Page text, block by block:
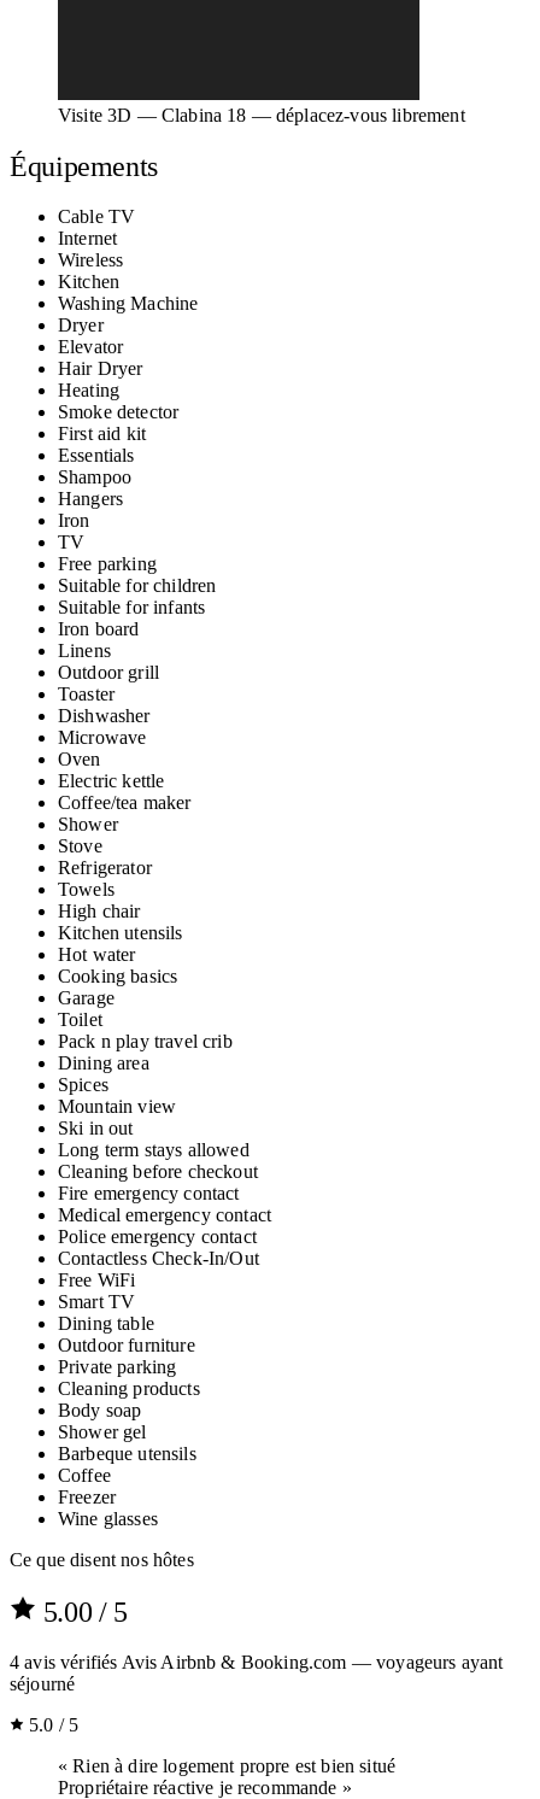
Visite 3D — Clabina 18 — déplacez-vous librement
Équipements
Cable TV
Internet
Wireless
Kitchen
Washing Machine
Dryer
Elevator
Hair Dryer
Heating
Smoke detector
First aid kit
Essentials
Shampoo
Hangers
Iron
TV
Free parking
Suitable for children
Suitable for infants
Iron board
Linens
Outdoor grill
Toaster
Dishwasher
Microwave
Oven
Electric kettle
Coffee/tea maker
Shower
Stove
Refrigerator
Towels
High chair
Kitchen utensils
Hot water
Cooking basics
Garage
Toilet
Pack n play travel crib
Dining area
Spices
Mountain view
Ski in out
Long term stays allowed
Cleaning before checkout
Fire emergency contact
Medical emergency contact
Police emergency contact
Contactless Check-In/Out
Free WiFi
Smart TV
Dining table
Outdoor furniture
Private parking
Cleaning products
Body soap
Shower gel
Barbeque utensils
Coffee
Freezer
Wine glasses
Ce que disent nos hôtes
5.00 / 5
4 avis vérifiés Avis Airbnb & Booking.com — voyageurs ayant
séjourné
5.0 / 5
« Rien à dire logement propre est bien situé
Propriétaire réactive je recommande »